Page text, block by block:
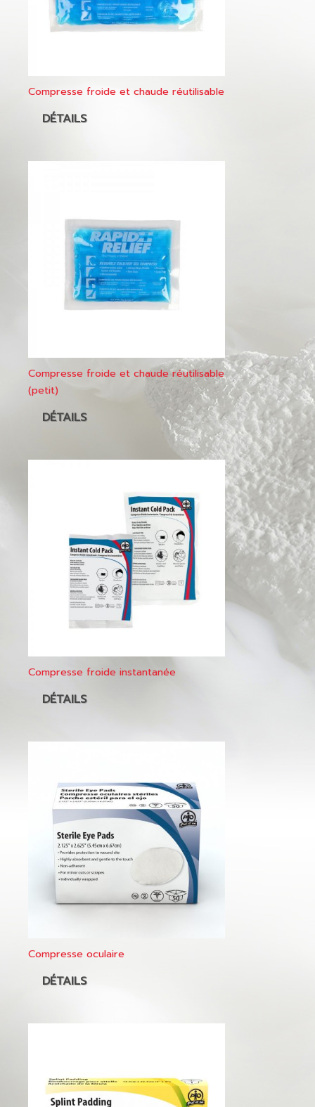
Compresse froide et chaude réutilisable
DÉTAILS
Compresse froide et chaude réutilisable
(petit)
DÉTAILS
Compresse froide instantanée
DÉTAILS
Compresse oculaire
DÉTAILS